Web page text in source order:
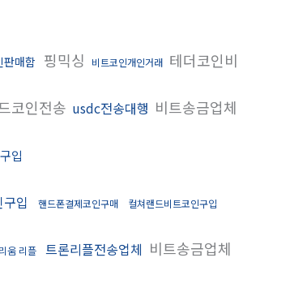
판매함 핑믹싱 비트코인개인거래 테더코인비
코인전송 usdc전송대행 비트송금업체
입
입 핸드폰결제코인구매
컬쳐랜드비트코인구입
움 리플 트론리플전송업체 비트송금업체